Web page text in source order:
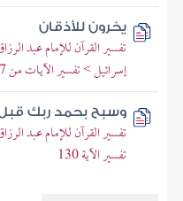
يخرون للأذقان
تفسير القرآن للإمام عبد
إسرائيل > تفسير الآيات من 107 إلى 110
وسبح بحمد ربك
تفسير القرآن للإمام عبد
تفسير الآية 130